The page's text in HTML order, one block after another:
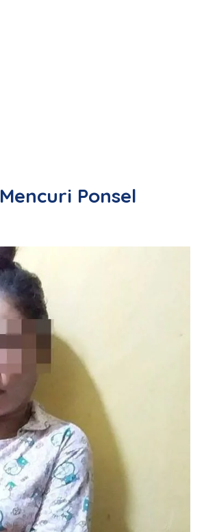
Ponsel